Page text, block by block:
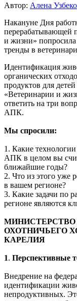
Автор: Алена
Накануне Дня
перерабатывающей
и жизни» попросила
тренды в
Идентификация
органических
продуктов для
«Ветеринарии и
ответить на три
АПК.
Мы спросили:
1. Какие
АПК в целом вы
ближайшие годы?
2. Что из этого уже
в вашем регионе?
3. Какие задачи по
регионе являются
МИНИСТЕРСТВО
ОХОТНИЧЬЕГО
КАРЕЛИЯ
1. Перспективные
Внедрение на
идентификации
непродуктивных.